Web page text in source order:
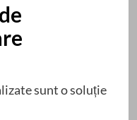
sunt o soluție